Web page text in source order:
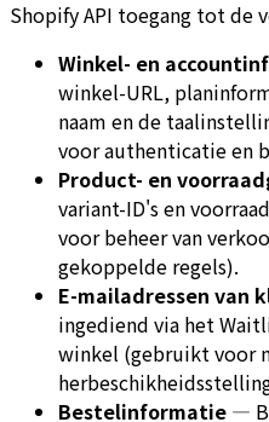
Shopify API toegang tot de
Winkel- en
winkel-URL,
naam en de
voor authenticatie en
Product- en
variant-ID's en
voor beheer van
gekoppelde regels).
E-mailadressen van
ingediend via het
winkel (gebruikt voor
Bestelinformatie —